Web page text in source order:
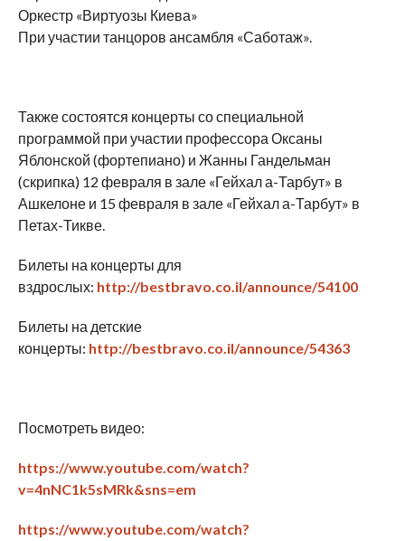
Оркестр «Виртуозы Киева»
При участии танцоров ансамбля «Саботаж».
Также состоятся концерты со специальной
программой при участии профессора Оксаны
Яблонской (фортепиано) и Жанны Гандельман
(скрипка) 12 февраля в зале «Гейхал а-Тарбут» в
Ашкелоне и 15 февраля в зале «Гейхал а-Тарбут» в
Петах-Тикве.
Билеты на концерты для
вздрослых: http://bestbravo.co.il/announce/54100
Билеты на детские
концерты: http://bestbravo.co.il/announce/54363
Посмотреть видео:
https://www.youtube.com/watch?
v=4nNC1k5sMRk&sns=em
https://www.youtube.com/watch?